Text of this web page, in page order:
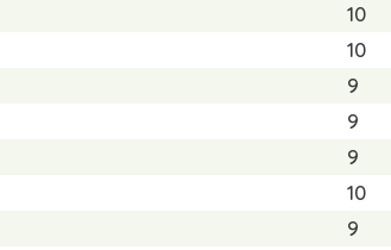
10
10
9
9
9
10
9